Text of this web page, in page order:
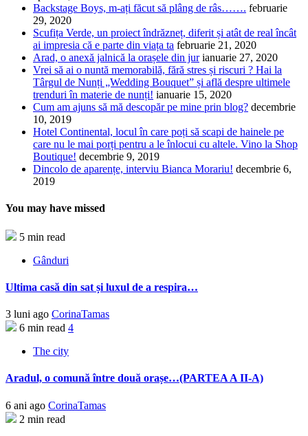
Backstage Boys, m-ați făcut să plâng de râs……. februarie
29, 2020
Scufița Verde, un proiect îndrăzneț, diferit și atât de real încât
ai impresia că e parte din viața ta februarie 21, 2020
Arad, o anexă jalnică la orașele din jur ianuarie 27, 2020
Vrei să ai o nuntă memorabilă, fără stres și riscuri ? Hai la
Târgul de Nunți „Wedding Bouquet” și află despre ultimele
trenduri în materie de nunți! ianuarie 15, 2020
Cum am ajuns să mă descopăr pe mine prin blog? decembrie
10, 2019
Hotel Continental, locul în care poți să scapi de hainele pe
care nu le mai porți pentru a le înlocui cu altele. Vino la Shop
Boutique! decembrie 9, 2019
Dincolo de aparențe, interviu Bianca Morariu! decembrie 6,
2019
You may have missed
5 min read
Gânduri
Ultima casă din sat și luxul de a respira…
3 luni ago CorinaTamas
6 min read 4
The city
Aradul, o comună între două orașe…(PARTEA A II-A)
6 ani ago CorinaTamas
2 min read